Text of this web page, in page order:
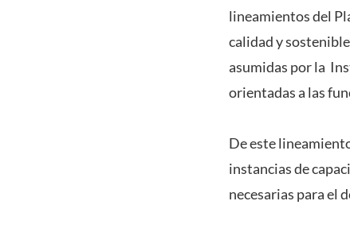
lineamientos del
calidad y
asumidas por la
orientadas a las
De este
instancias de
necesarias para el